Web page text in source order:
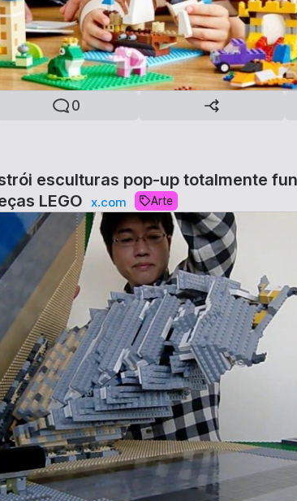
0
esculturas pop-up totalmente
LEGO x.com Arte